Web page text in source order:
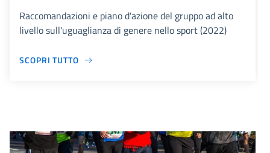
Raccomandazioni e piano d'azione del gruppo ad alto
livello sull'uguaglianza di genere nello sport (2022)
SCOPRI TUTTO